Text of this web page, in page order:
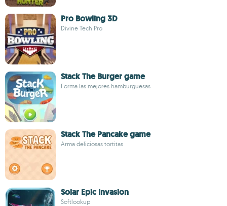
Pro Bowling 3D
Divine Tech Pro
Stack The Burger game
Forma las mejores hamburguesas
Stack The Pancake game
Arma deliciosas tortitas
Solar Epic Invasion
Softlookup